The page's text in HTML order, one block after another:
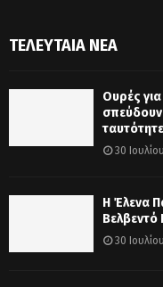
ΤΕΛΕΥΤΑΊΑ ΝΈΑ
Ουρές
σπεύδουν
30
Η Έλενα
Βελβεντό
30